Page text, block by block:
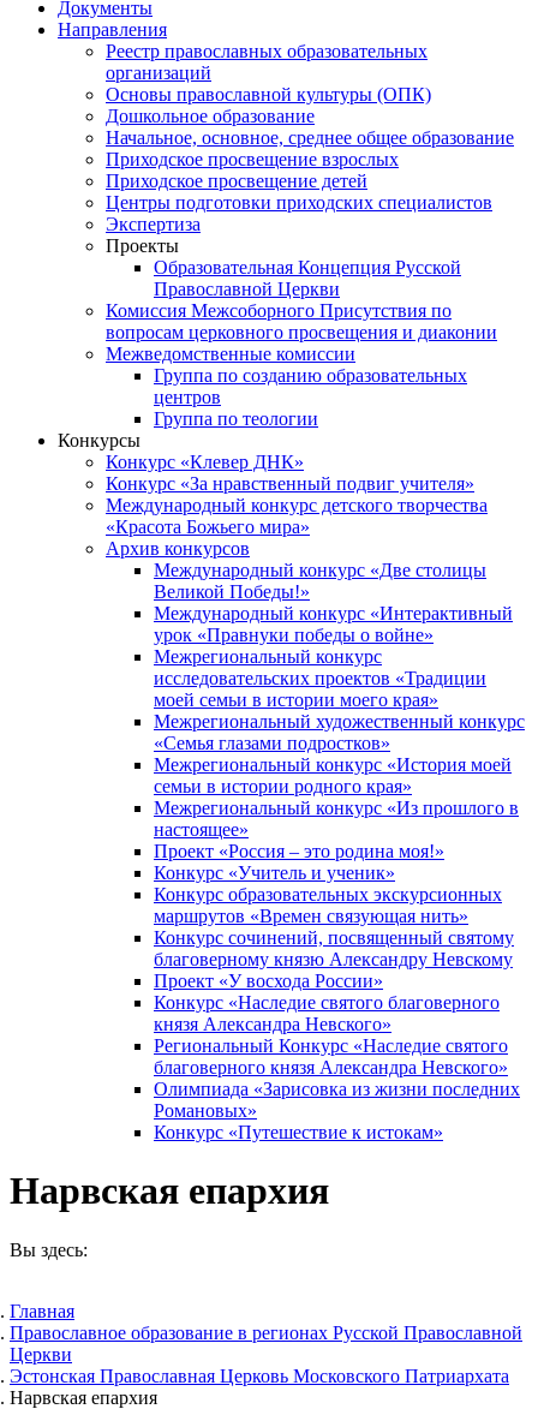
Документы
Направления
Реестр православных образовательных
организаций
Основы православной культуры (ОПК)
Дошкольное образование
Начальное, основное, среднее общее образование
Приходское просвещение взрослых
Приходское просвещение детей
Центры подготовки приходских специалистов
Экспертиза
Проекты
Образовательная Концепция Русской
Православной Церкви
Комиссия Межсоборного Присутствия по
вопросам церковного просвещения и диаконии
Межведомственные комиссии
Группа по созданию образовательных
центров
Группа по теологии
Конкурсы
Конкурс «Клевер ДНК»
Конкурс «За нравственный подвиг учителя»
Международный конкурс детского творчества
«Красота Божьего мира»
Архив конкурсов
Международный конкурс «Две столицы
Великой Победы!»
Международный конкурс «Интерактивный
урок «Правнуки победы о войне»
Межрегиональный конкурс
исследовательских проектов «Традиции
моей семьи в истории моего края»
Межрегиональный художественный конкурс
«Семья глазами подростков»
Межрегиональный конкурс «История моей
семьи в истории родного края»
Межрегиональный конкурс «Из прошлого в
настоящее»
Проект «Россия – это родина моя!»
Конкурс «Учитель и ученик»
Конкурс образовательных экскурсионных
маршрутов «Времен связующая нить»
Конкурс сочинений, посвященный святому
благоверному князю Александру Невскому
Проект «У восхода России»
Конкурс «Наследие святого благоверного
князя Александра Невского»
Региональный Конкурс «Наследие святого
благоверного князя Александра Невского»
Олимпиада «Зарисовка из жизни последних
Романовых»
Конкурс «Путешествие к истокам»
Нарвская епархия
Вы здесь:
Главная
Православное образование в регионах Русской Православной
Церкви
Эстонская Православная Церковь Московского Патриархата
Нарвская епархия